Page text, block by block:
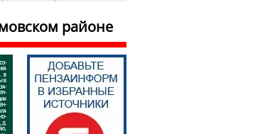
районе